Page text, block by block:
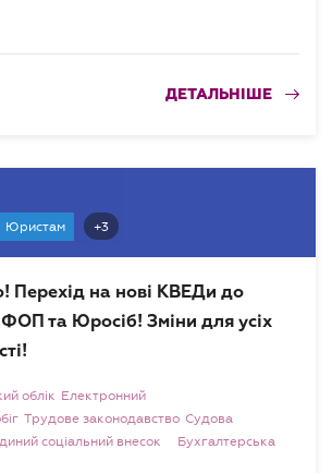
ДЕТАЛЬНІШЕ
Юристам +3
Перехід на нові КВЕДи до
ФОП та Юросіб! Зміни для усіх
облік Електронний
Трудове законодавство Судова
соціальний внесок
Бухгалтерська